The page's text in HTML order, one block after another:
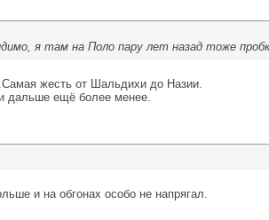
я там на Поло пару лет назад тоже
жесть от Шальдихи до Назии.
дальше ещё более менее.
и на обгонах особо не напрягал.